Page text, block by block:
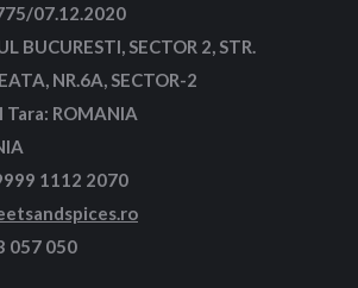
07.12.2020
BUCURESTI, SECTOR 2, STR.
NR.6A, SECTOR-2
Tara: ROMANIA
1112 2070
057 050